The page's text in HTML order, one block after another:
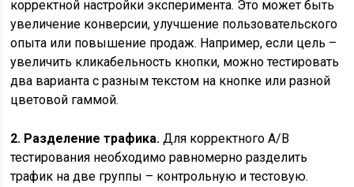
корректной настройки эксперимента. Это может быть
увеличение конверсии, улучшение пользовательского
опыта или повышение продаж. Например, если цель –
увеличить кликабельность кнопки, можно тестировать
два варианта с разным текстом на кнопке или разной
цветовой гаммой.
2. Разделение трафика. Для корректного A/B
тестирования необходимо равномерно разделить
трафик на две группы – контрольную и тестовую.